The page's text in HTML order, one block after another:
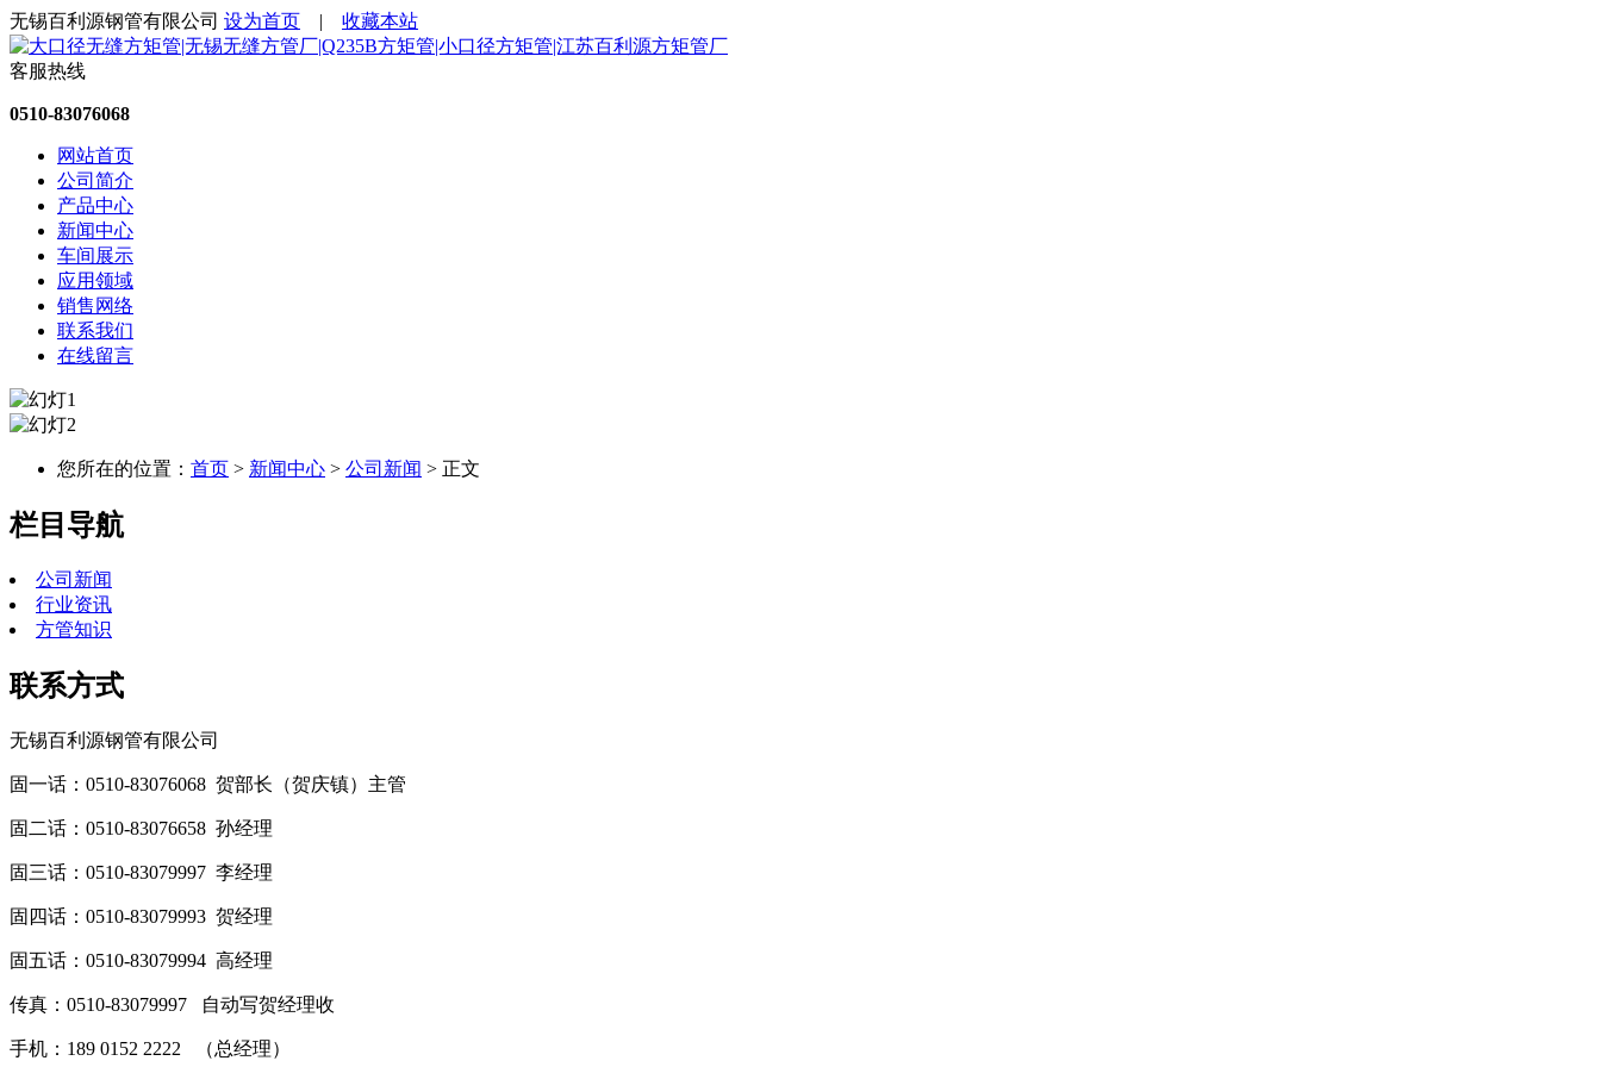
无锡百利源钢管有限公司 设为首页 | 收藏本站
客服热线
0510-83076068
网站首页
公司简介
产品中心
新闻中心
车间展示
应用领域
销售网络
联系我们
在线留言
您所在的位置： 首页 > 新闻中心 > 公司新闻 > 正文
栏目导航
公司新闻
行业资讯
方管知识
联系方式
无锡百利源钢管有限公司
固一话：0510-83076068 贺部长（贺庆镇）主管
固二话：0510-83076658 孙经理
固三话：0510-83079997 李经理
固四话：0510-83079993 贺经理
固五话：0510-83079994 高经理
传真：0510-83079997 自动写贺经理收
手机：189 0152 2222 （总经理）